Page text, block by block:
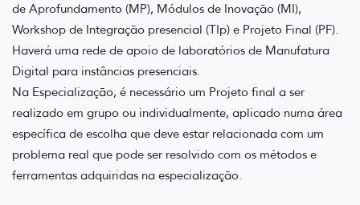
de Aprofundamento (MP), Módulos de Inovação (MI),
Workshop de Integração presencial (TIp) e Projeto Final (PF).
Haverá uma rede de apoio de laboratórios de Manufatura
Digital para instâncias presenciais.
Na Especialização, é necessário um Projeto final a ser
realizado em grupo ou individualmente, aplicado numa área
específica de escolha que deve estar relacionada com um
problema real que pode ser resolvido com os métodos e
ferramentas adquiridas na especialização.